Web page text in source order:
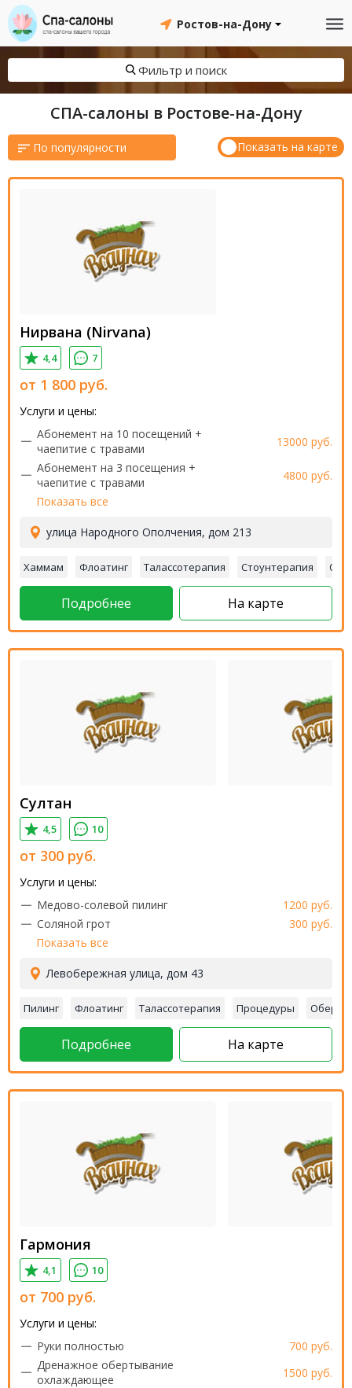
Ростов-на-Дону
Фильтр и поиск
СПА-салоны в Ростове-на-Дону
По популярности Показать на карте
Нирвана (Nirvana)
4,4 7
от 1 800 руб.
Услуги и цены:
Абонемент на 10 посещений +
чаепитие с травами
13000 руб.
Абонемент на 3 посещения +
чаепитие с травами
4800 руб.
Показать все
улица Народного Ополчения, дом 213
Хаммам Флоатинг Талассотерапия Стоунтерапия
Подробнее На карте
Султан
4,5 10
от 300 руб.
Услуги и цены:
Медово-солевой пилинг
1200 руб.
Соляной грот
300 руб.
Показать все
Левобережная улица, дом 43
Пилинг Флоатинг Талассотерапия Процедуры
Подробнее На карте
Гармония
4,1 10
от 700 руб.
Услуги и цены:
Руки полностью
700 руб.
Дренажное обертывание
охлаждающее
1500 руб.